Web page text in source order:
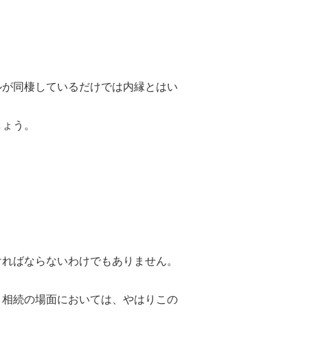
同棲しているだけでは内縁とはい
う。
ばならないわけでもありません。
続の場面においては、やはりこの